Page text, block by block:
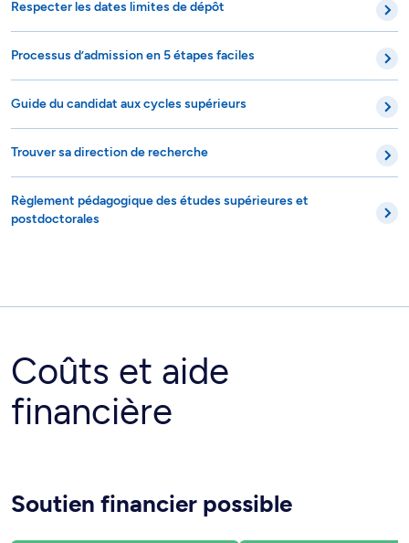
Respecter les dates limites de dépôt
Processus d’admission en 5 étapes faciles
Guide du candidat aux cycles supérieurs
Trouver sa direction de recherche
Règlement pédagogique des études supérieures et
postdoctorales
Coûts et aide
financière
Soutien financier possible